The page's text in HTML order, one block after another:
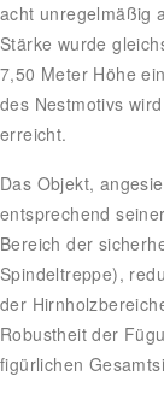
acht unregelmäßig
Stärke wurde
7,50 Meter Höhe
des Nestmotivs
erreicht.
Das Objekt,
entsprechend
Bereich der
Spindeltreppe),
der
Robustheit der
figürlichen